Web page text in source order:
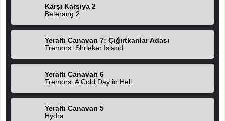
Karşı Karşıya 2
Beterang 2
Yeraltı Canavarı 7: Çığırtkanlar Adası
Tremors: Shrieker Island
Yeraltı Canavarı 6
Tremors: A Cold Day in Hell
Yeraltı Canavarı 5
Hydra